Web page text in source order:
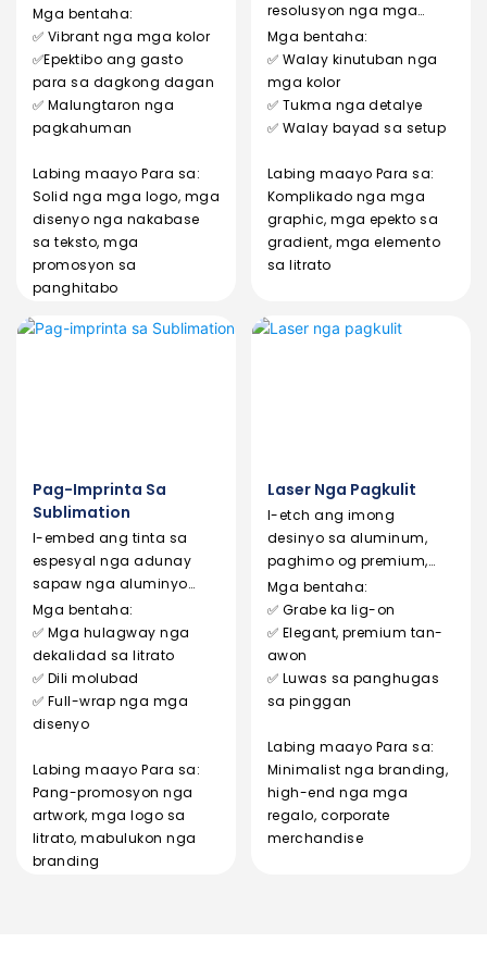
stencil, maayo alang sa
maisugon, usa ka kolor
nga mga logo.
Mga bentaha:
✅ Vibrant nga mga kolor
✅Epektibo ang gasto
para sa dagkong dagan
✅ Malungtaron nga
pagkahuman
Labing maayo Para sa:
Solid nga mga logo, mga
disenyo nga nakabase
sa teksto, mga
promosyon sa
panghitabo
resolusyon nga mga
graphic direkta sa
ibabaw sa tasa.
Mga bentaha:
✅ Walay kinutuban nga
mga kolor
✅ Tukma nga detalye
✅ Walay bayad sa setup
Labing maayo Para sa:
Komplikado nga mga
graphic, mga epekto sa
gradient, mga elemento
sa litrato
Pag-Imprinta Sa
Sublimation
I-embed ang tinta sa
espesyal nga adunay
sapaw nga aluminyo
alang sa dugay, dili
makasugakod nga mga
disenyo.
Mga bentaha:
✅ Mga hulagway nga
dekalidad sa litrato
✅ Dili molubad
✅ Full-wrap nga mga
disenyo
Labing maayo Para sa:
Pang-promosyon nga
artwork, mga logo sa
litrato, mabulukon nga
branding
Laser Nga Pagkulit
I-etch ang imong
desinyo sa aluminum,
paghimo og premium,
permanente nga marka
nga walay tinta.
Mga bentaha:
✅ Grabe ka lig-on
✅ Elegant, premium tan-
awon
✅ Luwas sa panghugas
sa pinggan
Labing maayo Para sa:
Minimalist nga branding,
high-end nga mga
regalo, corporate
merchandise